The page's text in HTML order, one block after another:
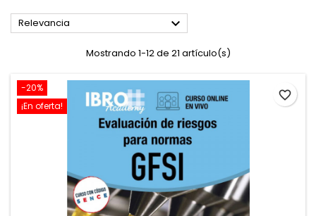
Relevancia 
Mostrando 1-12 de 21 artículo(s)
-20%
¡En oferta!
favorite_border